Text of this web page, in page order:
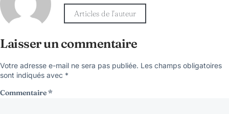
Articles de l'auteur
Laisser un commentaire
Votre adresse e-mail ne sera pas publiée. Les champs obligatoires
sont indiqués avec *
Commentaire*